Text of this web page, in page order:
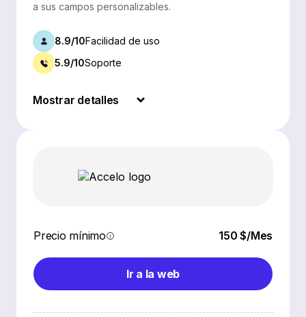
a sus campos personalizables.
8.9/10Facilidad de uso
5.9/10Soporte
Mostrar detalles
Precio mínimo 150 $/Mes
Ir a la web